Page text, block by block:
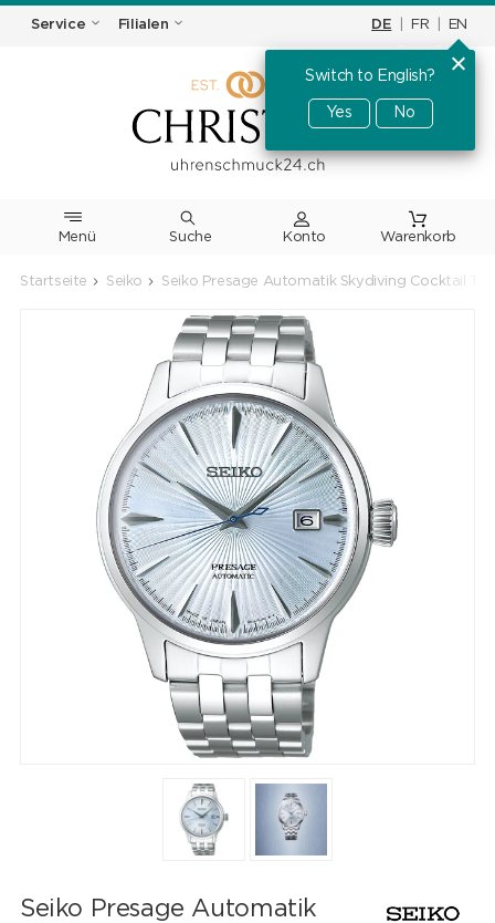
Service Filialen DE FR EN
Switch to English?
Yes No
Menü Suche Warenkorb
Startseite Seiko Seiko Presage Automatik Skydiving Cocktail
Seiko Presage Automatik